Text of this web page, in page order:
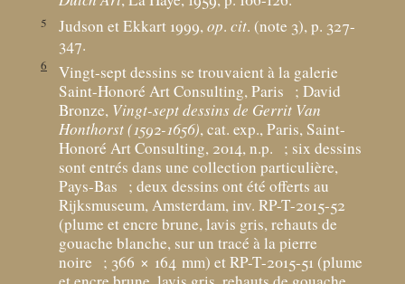
5 Judson et Ekkart 1999,op. cit. (note 3), p. 327-
347.
6
Vingt-sept dessins se trouvaient à la galerie
Saint-Honoré Art Consulting, Paris
; David
Bronze, Vingt-sept dessins de Gerrit Van
Honthorst (1592-1656), cat. exp., Paris, Saint-
Honoré Art Consulting, 2014, n.p.
; six dessins
sont entrés dans une collection particulière,
Pays-Bas
; deux dessins ont été offerts au
Rijksmuseum, Amsterdam, inv. RP-T-2015-52
(plume et encre brune, lavis gris, rehauts de
gouache blanche, sur un tracé à la pierre
noire
; 366 × 164 mm) et RP-T-2015-51 (plume